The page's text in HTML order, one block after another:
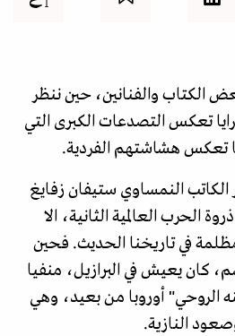
الكتاب والفنانين، حين ننظر
تعكس التصدعات الكبرى التي
تعكس هشاشتهم الفردية.
الكاتب النمساوي ستيفان زفايغ
عام 1942، في ذروة الحرب العالمية الثانية، الا
في تاريخنا الحديث. فحين
كان يعيش في البرازيل، منفيا
الروحي" أوروبا من بعيد، وهي
النازية.